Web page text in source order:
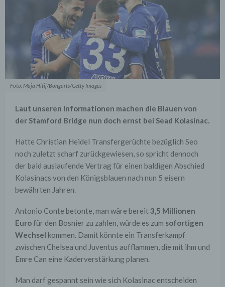
Foto: Maja Hitij/Bongarts/Getty Images
Laut unseren Informationen machen die Blauen von
der Stamford Bridge nun doch ernst bei Sead Kolasinac.
Hatte Christian Heidel Transfergerüchte bezüglich Seo
noch zuletzt scharf zurückgewiesen, so spricht dennoch
der bald auslaufende Vertrag für einen baldigen Abschied
Kolasinacs von den Königsblauen nach nun 5 eisern
bewährten Jahren.
Antonio Conte betonte, man wäre bereit 3,5 Millionen
Eurofür den Bosnier zu zahlen, würde es zum sofortigen
Wechsel kommen. Damit könnte ein Transferkampf
zwischen Chelsea und Juventus aufflammen, die mit ihm und
Emre Can eine Kaderverstärkung planen.
Man darf gespannt sein wie sich Kolasinac entscheiden